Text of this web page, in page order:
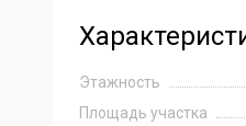
Этажность
Площадь участка